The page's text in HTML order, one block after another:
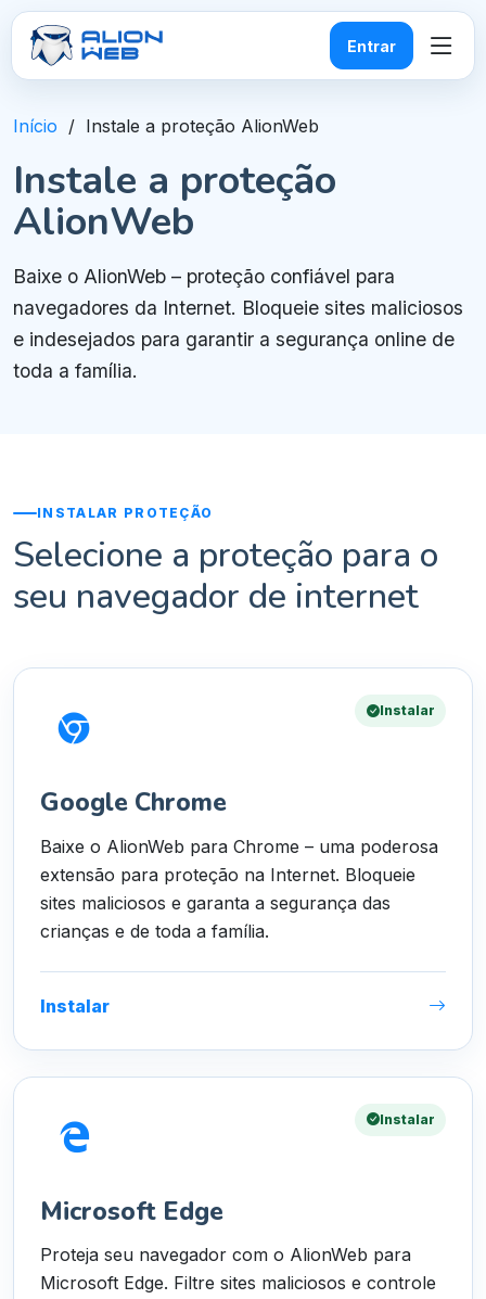
Entrar
Início Instale a proteção AlionWeb
Instale a proteção
AlionWeb
Baixe o AlionWeb – proteção confiável para
navegadores da Internet. Bloqueie sites maliciosos
e indesejados para garantir a segurança online de
toda a família.
INSTALAR PROTEÇÃO
Selecione a proteção para o
seu navegador de internet
Instalar
Google Chrome
Baixe o AlionWeb para Chrome – uma poderosa
extensão para proteção na Internet. Bloqueie
sites maliciosos e garanta a segurança das
crianças e de toda a família.
Instalar
Instalar
Microsoft Edge
Proteja seu navegador com o AlionWeb para
Microsoft Edge. Filtre sites maliciosos e controle